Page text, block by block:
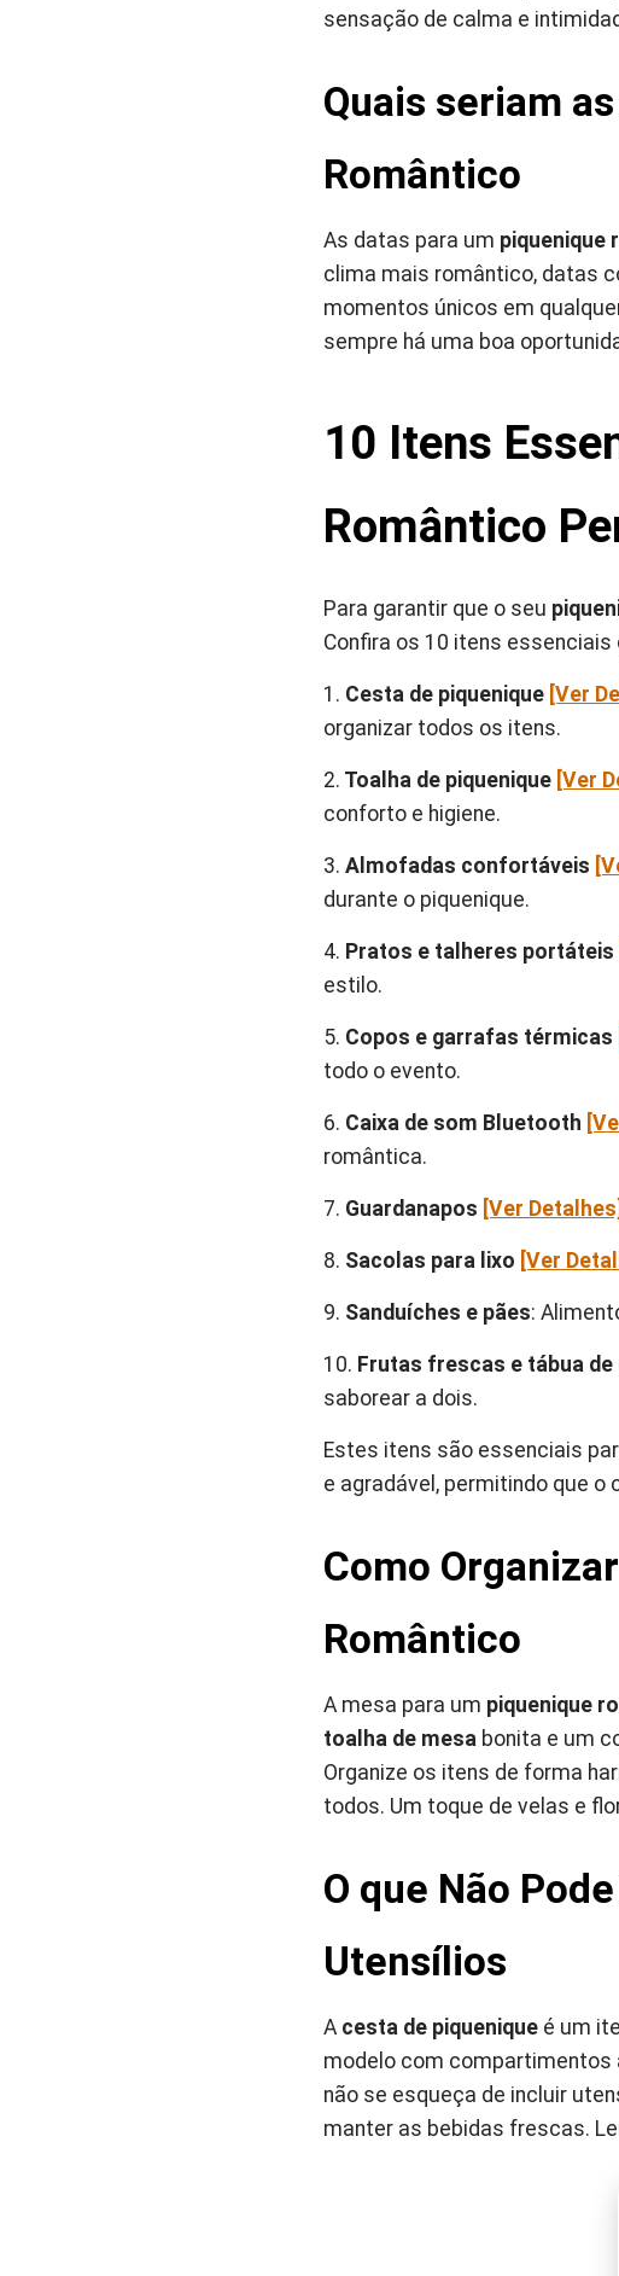
sensação de calma e
Quais seriam
Romântico
As datas para um piquenique
clima mais romântico, datas
momentos únicos em
sempre há uma boa
10 Itens
Romântico
Para garantir que o seu
Confira os 10 itens
1. Cesta de piquenique [Ver
organizar todos os itens.
2. Toalha de piquenique [Ver
conforto e higiene.
3. Almofadas confortáveis
durante o piquenique.
4. Pratos e talheres portáteis
estilo.
5. Copos e garrafas térmicas
todo o evento.
6. Caixa de som Bluetooth
romântica.
7. Guardanapos [Ver Detalhes]
8. Sacolas para lixo [Ver
9. Sanduíches e pães:
10. Frutas frescas e tábua de
saborear a dois.
Estes itens são essenciais
e agradável, permitindo que
Como
Romântico
A mesa para um piquenique
toalha de mesabonita e um
Organize os itens de forma
todos. Um toque de velas e
O que Não
Utensílios
A cesta de piqueniqueé um
modelo com compartimentos
não se esqueça de incluir
manter as bebidas frescas.